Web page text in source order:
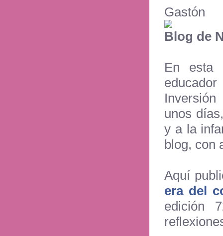
Gastón
Blog de
En esta
unos
y a la
blog, con
Aquí
era del
edición